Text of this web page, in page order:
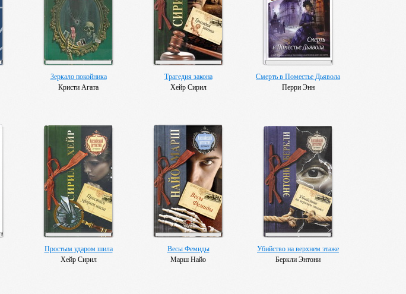
Зеркало покойника
Кристи Агата
Трагедия закона
Хейр Сирил
Смерть в Поместье Дьявола
Перри Энн
Простым ударом шила
Хейр Сирил
Весы Фемиды
Марш Найо
Убийство на верхнем этаже
Беркли Энтони